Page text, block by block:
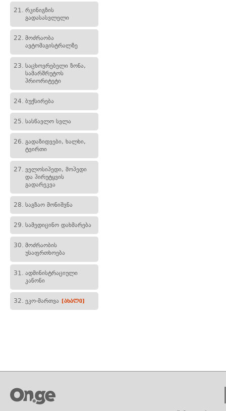
21. რკინიგზის
გადასასვლელი
22. მოძრაობა
ავტომაგისტრალზე
23. საცხოვრებელი ზონა,
სამარშრუტოს
პრიორიტეტი
24. ბუქსირება
25. სასწავლო სვლა
26. გადაზიდვები, ხალხი,
ტვირთი
27. ველოსიპედი, მოპედი
და პირუტყვის
გადარეკვა
28. საგზაო მონიშვნა
29. სამედიცინო დახმარება
30. მოძრაობის
უსაფრთხოება
31. ადმინისტრაციული
კანონი
32. ეკო-მართვა [ახალი]